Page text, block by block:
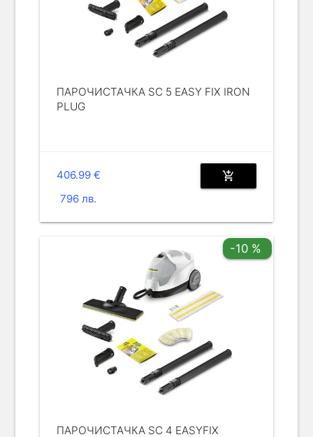
ПАРОЧИСТАЧКА SC 5 EASY FIX IRON
PLUG
406.99 €
796 лв.
add_shopping_cart
-10 %
ПАРОЧИСТАЧКА SC 4 EASYFIX